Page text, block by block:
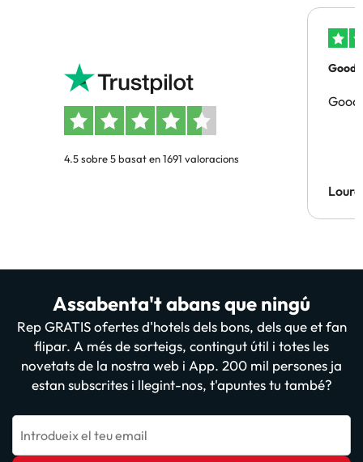
4.5 sobre 5 basat en 1691 valoracions
Good
Good
Assabenta't abans que ningú
Rep GRATIS ofertes d'hotels dels bons, dels que et fan
flipar. A més de sorteigs, contingut útil i totes les
novetats de la nostra web i App. 200 mil persones ja
estan subscrites i llegint-nos, t'apuntes tu també?
Introdueix el teu email